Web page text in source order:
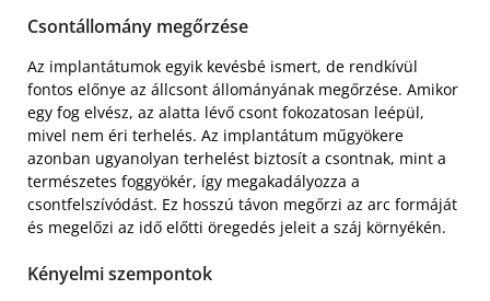
Csontállomány megőrzése
Az implantátumok egyik kevésbé ismert, de rendkívül
fontos előnye az állcsont állományának megőrzése. Amikor
egy fog elvész, az alatta lévő csont fokozatosan leépül,
mivel nem éri terhelés. Az implantátum műgyökere
azonban ugyanolyan terhelést biztosít a csontnak, mint a
természetes foggyökér, így megakadályozza a
csontfelszívódást. Ez hosszú távon megőrzi az arc formáját
és megelőzi az idő előtti öregedés jeleit a száj környékén.
Kényelmi szempontok